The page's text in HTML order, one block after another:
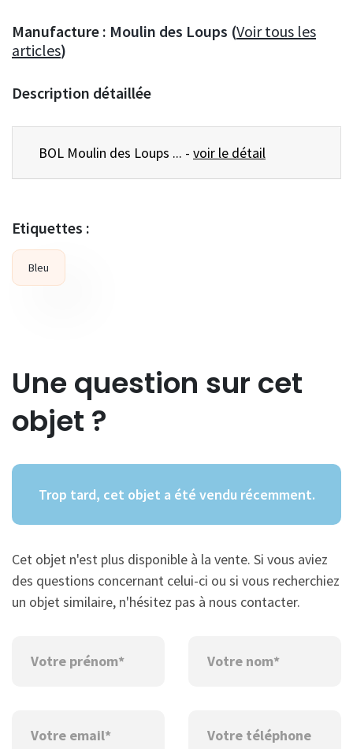
Manufacture : Moulin des Loups (Voir tous les
articles)
Description détaillée
BOL Moulin des Loups ... - voir le détail
Etiquettes :
Bleu
Une question sur cet
objet ?
Trop tard, cet objet a été vendu récemment.
Cet objet n'est plus disponible à la vente. Si vous aviez
des questions concernant celui-ci ou si vous recherchiez
un objet similaire, n'hésitez pas à nous contacter.